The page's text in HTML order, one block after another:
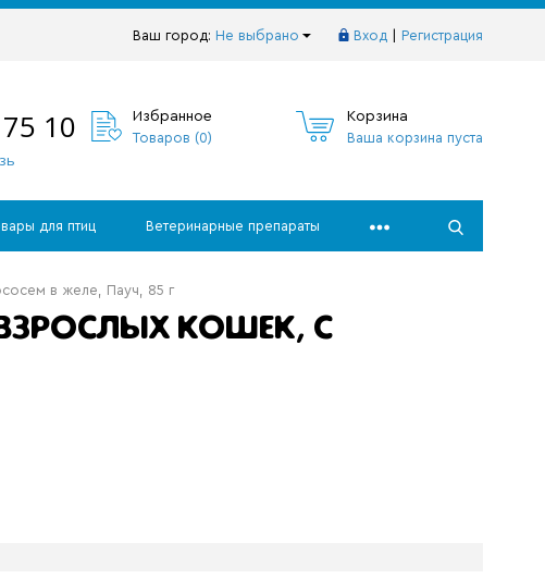
Ваш город: Не выбрано Вход Регистрация
10 Избранное
Товаров (0)
Корзина
Ваша корзина пуста
для птиц Ветеринарные препараты
в желе, Пауч, 85 г
КОШЕК, С